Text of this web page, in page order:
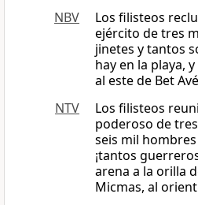
NBV
Los filisteos
ejército de tres
jinetes y tantos
hay en la playa,
al este de Bet
NTV
Los filisteos
poderoso de
seis mil
¡tantos
arena a la orilla
Micmas, al